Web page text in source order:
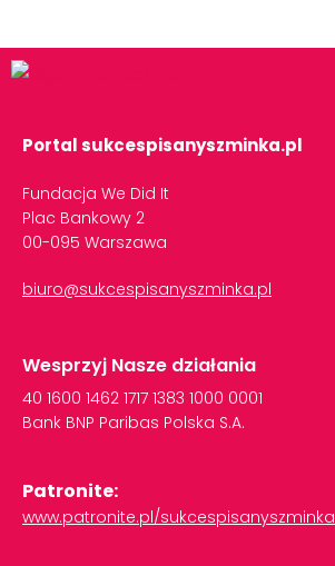
Portal sukcespisanyszminka.pl
Fundacja We Did It
Plac Bankowy 2
00-095 Warszawa
biuro@sukcespisanyszminka.pl
Wesprzyj Nasze działania
40 1600 1462 1717 1383 1000 0001
Bank BNP Paribas Polska S.A.
Patronite:
www.patronite.pl/sukcespisanyszminka